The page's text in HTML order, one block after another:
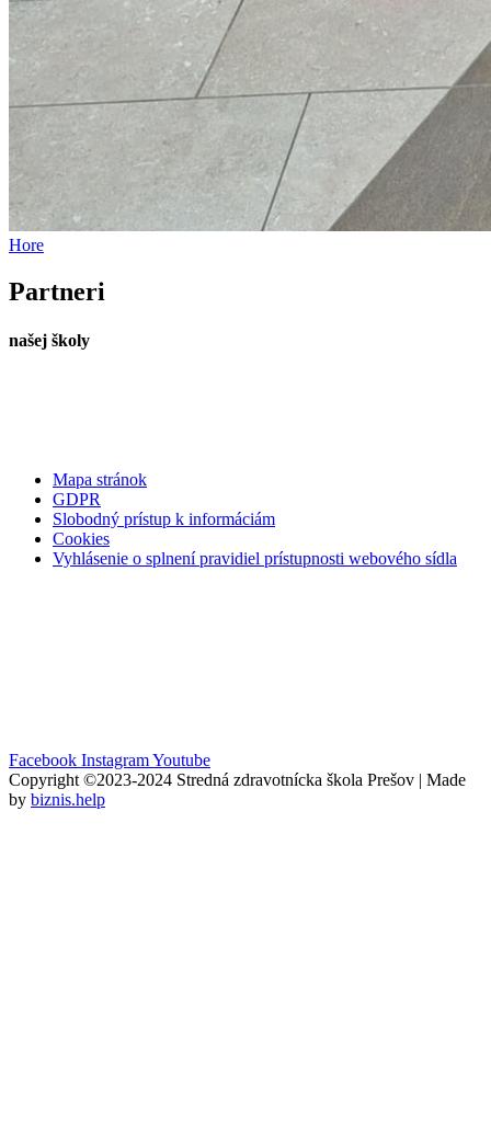
Hore
Partneri
našej školy
Mapa stránok
GDPR
Slobodný prístup k informáciám
Cookies
Vyhlásenie o splnení pravidiel prístupnosti webového sídla
Facebook InstagramYoutube
Copyright ©2023-2024 Stredná zdravotnícka škola Prešov | Made
by biznis.help